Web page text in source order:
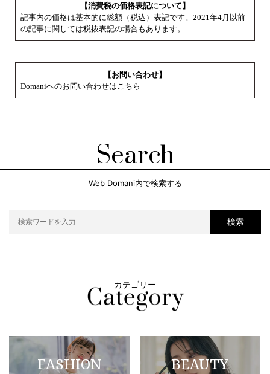
【消費税の価格表記について】
記事内の価格は基本的に総額（税込）表記です。2021年4月以前
の記事に関しては税抜表記の場合もあります。
【お問い合わせ】
Domaniへのお問い合わせはこちら
Search
Web Domani内で検索する
検索
カテゴリー
FASHION BEAUTY